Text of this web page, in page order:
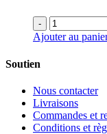
-
Ajouter au
Soutien
Nous contacter
Livraisons
Commandes et
Conditions et